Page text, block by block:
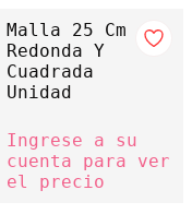
Malla 25 Cm
Redonda Y
Cuadrada
Unidad
Ingrese a su
cuenta para ver
el precio